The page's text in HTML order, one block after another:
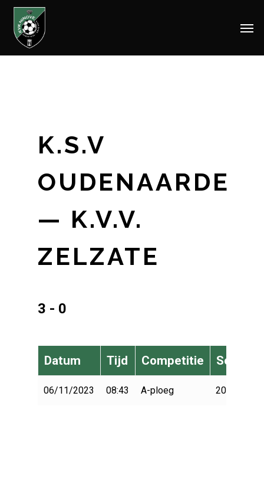
Skip
K.S.V
OUDENAARDE
— K.V.V.
ZELZATE
3 - 0
Datum Tijd Competitie Seizoen
06/11/2023 08:43 A-ploeg 2023-2024